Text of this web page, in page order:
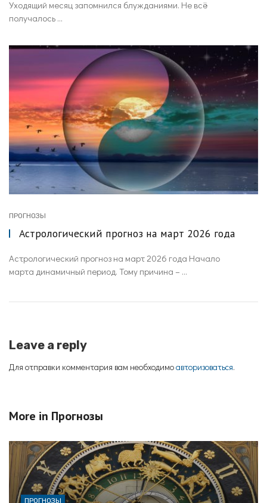
Уходящий месяц запомнился блужданиями. Не всё
получалось ...
ПРОГНОЗЫ
Астрологический прогноз на март 2026 года
Астрологический прогноз на март 2026 года Начало
марта динамичный период. Тому причина – ...
Leave a reply
Для отправки комментария вам необходимоавторизоваться.
More in Прогнозы
ПРОГНОЗЫ